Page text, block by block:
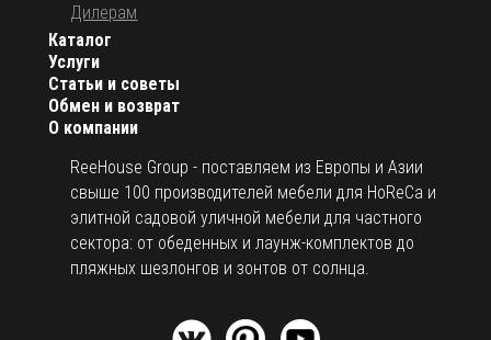
О компании
ReeHouse Group - поставляем из Европы и Азии
свыше 100 производителей мебели для HoReCa и
элитной садовой уличной мебели для частного
сектора: от обеденных и лаунж-комплектов до
пляжных шезлонгов и зонтов от солнца.
Каталог
Услуги
Статьи и советы
Обмен и возврат
Дилерам